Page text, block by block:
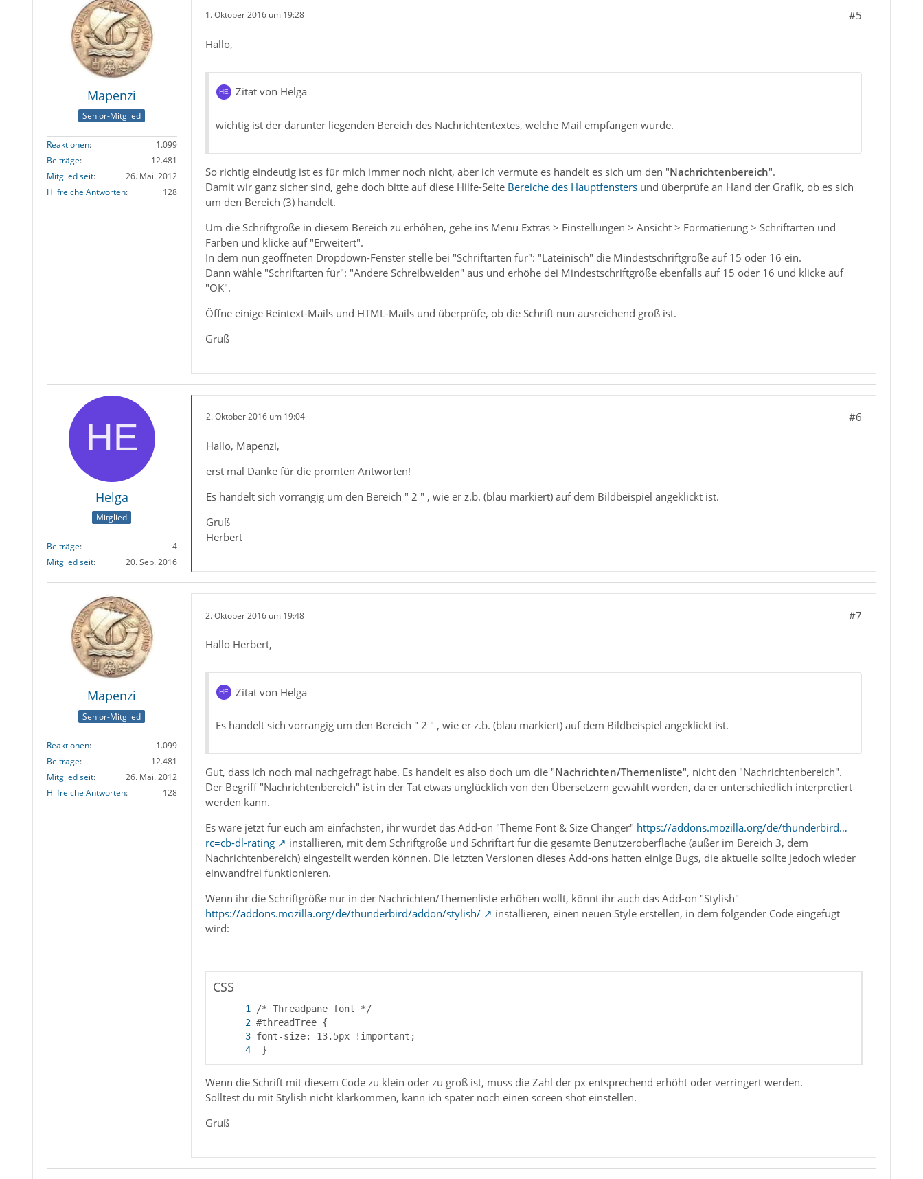
Mapenzi
Senior-Mitglied
Reaktionen
1.099
Beiträge
12.481
Mitglied seit
26. Mai. 2012
Hilfreiche Antworten
128
1. Oktober 2016 um 19:28 #5
Hallo,
Zitat von Helga
wichtig ist der darunter liegenden Bereich des Nachrichtentextes, welche Mail empfangen wurde.
So richtig eindeutig ist es für mich immer noch nicht, aber ich vermute es handelt es sich um den "Nachrichtenbereich".
Damit wir ganz sicher sind, gehe doch bitte auf diese Hilfe-Seite Bereiche des Hauptfenstersund überprüfe an Hand der Grafik, ob es sich
um den Bereich (3) handelt.
Um die Schriftgröße in diesem Bereich zu erhôhen, gehe ins Menü Extras > Einstellungen > Ansicht > Formatierung > Schriftarten und
Farben und klicke auf "Erweitert".
In dem nun geöffneten Dropdown-Fenster stelle bei "Schriftarten für": "Lateinisch" die Mindestschriftgröße auf 15 oder 16 ein.
Dann wähle "Schriftarten für": "Andere Schreibweiden" aus und erhöhe dei Mindestschriftgröße ebenfalls auf 15 oder 16 und klicke auf
"OK".
Öffne einige Reintext-Mails und HTML-Mails und überprüfe, ob die Schrift nun ausreichend groß ist.
Gruß
Helga
Mitglied
Beiträge
4
Mitglied seit
20. Sep. 2016
2. Oktober 2016 um 19:04 #6
Hallo, Mapenzi,
erst mal Danke für die promten Antworten!
Es handelt sich vorrangig um den Bereich " 2 " , wie er z.b. (blau markiert) auf dem Bildbeispiel angeklickt ist.
Gruß
Herbert
Mapenzi
Senior-Mitglied
Reaktionen
1.099
Beiträge
12.481
Mitglied seit
26. Mai. 2012
Hilfreiche Antworten
128
2. Oktober 2016 um 19:48 #7
Hallo Herbert,
Zitat von Helga
Es handelt sich vorrangig um den Bereich " 2 " , wie er z.b. (blau markiert) auf dem Bildbeispiel angeklickt ist.
Gut, dass ich noch mal nachgefragt habe. Es handelt es also doch um die "Nachrichten/Themenliste", nicht den "Nachrichtenbereich".
Der Begriff "Nachrichtenbereich" ist in der Tat etwas unglücklich von den Übersetzern gewählt worden, da er unterschiedlich interpretiert
werden kann.
Es wäre jetzt für euch am einfachsten, ihr würdet das Add-on "Theme Font & Size Changer" https://addons.mozilla.org/de/thunderbird…
rc=cb-dl-rating
installieren, mit dem Schriftgröße und Schriftart für die gesamte Benutzeroberfläche (außer im Bereich 3, dem
Nachrichtenbereich) eingestellt werden können. Die letzten Versionen dieses Add-ons hatten einige Bugs, die aktuelle sollte jedoch wieder
einwandfrei funktionieren.
Wenn ihr die Schriftgröße nur in der Nachrichten/Themenliste erhöhen wollt, könnt ihr auch das Add-on "Stylish"
https://addons.mozilla.org/de/thunderbird/addon/stylish/
installieren, einen neuen Style erstellen, in dem folgender Code eingefügt
wird:
CSS
/* Threadpane font */
}
Wenn die Schrift mit diesem Code zu klein oder zu groß ist, muss die Zahl der px entsprechend erhöht oder verringert werden.
Solltest du mit Stylish nicht klarkommen, kann ich später noch einen screen shot einstellen.
Gruß